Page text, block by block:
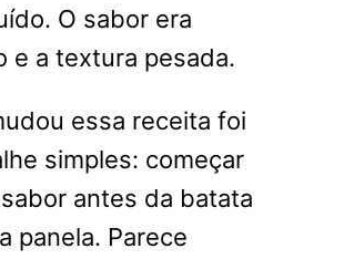
O sabor era
e a textura pesada.
essa receita foi
simples: começar
antes da batata
panela. Parece